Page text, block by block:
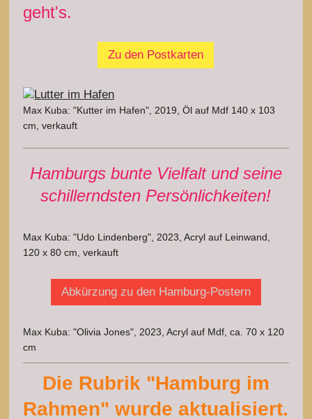
geht's.
Zu den Postkarten
Max Kuba: "Kutter im Hafen", 2019, Öl auf Mdf 140 x 103
cm, verkauft
Hamburgs bunte Vielfalt und seine
schillerndsten Persönlichkeiten!
Max Kuba: "Udo Lindenberg", 2023, Acryl auf Leinwand,
120 x 80 cm, verkauft
Abkürzung zu den Hamburg-Postern
Max Kuba: "Olivia Jones", 2023, Acryl auf Mdf, ca. 70 x 120
cm
Die Rubrik "Hamburg im
Rahmen" wurde aktualisiert.